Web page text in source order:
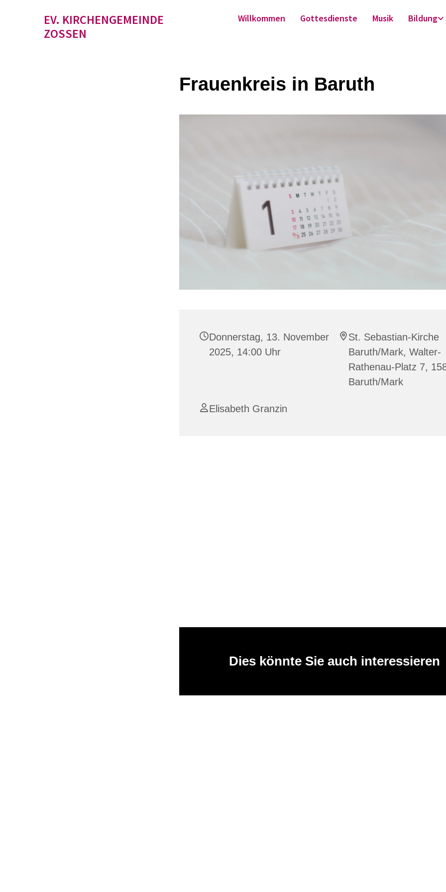
EV. KIRCHENGEMEINDE
ZOSSEN
Willkommen Gottesdienste Musik Bildung
Frauenkreis in Baruth
Donnerstag, 13. November
2025, 14:00 Uhr
St. Sebastian-Kirche
Baruth/Mark, Walter-
Rathenau-Platz 7,
Baruth/Mark
Elisabeth Granzin
Dies könnte Sie auch interessieren